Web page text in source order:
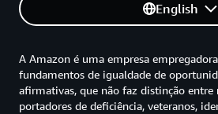
English
A Amazon é uma empresa
fundamentos de igualdade de
afirmativas, que não faz distinção entre
portadores de deficiência, veteranos,